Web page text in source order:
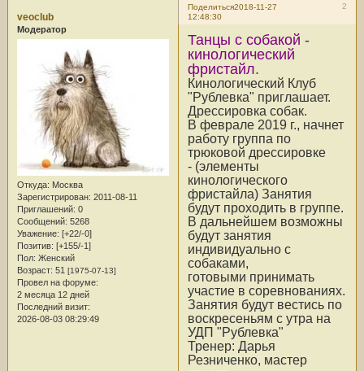
Поделиться 2
2018-11-27
12:48:30
veoclub
Модератор
Откуда: Москва
Зарегистрирован: 2011-08-11
Приглашений: 0
Сообщений: 5268
Уважение: [+22/-0]
Позитив: [+155/-1]
Пол: Женский
Возраст: 51 [1975-07-13]
Провел на форуме:
2 месяца 12 дней
Последний визит:
2026-08-03 08:29:49
Танцы с собакой -
кинологический
фристайл.
Кинологический Клуб
"Рублевка" приглашает.
Дрессировка собак.
В феврале 2019 г., начнет
работу группа по
трюковой дрессировке
- (элементы
кинологического
фристайла) Занятия
будут проходить в группе.
В дальнейшем возможны
будут занятия
индивидуально с
собаками,
готовыми принимать
участие в соревнованиях.
Занятия будут вестись по
воскресеньям с утра на
УДП "Рублевка"
Тренер: Дарья
Резниченко, мастер